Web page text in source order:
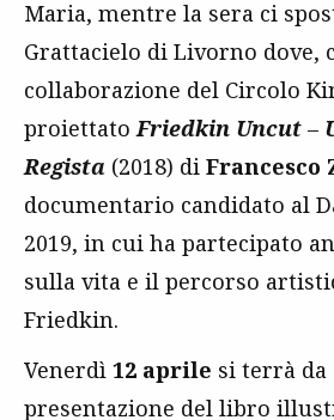
Maria, mentre la sera ci
Grattacielo di Livorno dove,
collaborazione del Circolo
proiettatoFriedkin Uncut –
Regista (2018) di Francesco
documentario candidato al
2019, in cui ha partecipato
sulla vita e il percorso
Friedkin.
Venerdì 12 aprile si terrà da
presentazione del libro